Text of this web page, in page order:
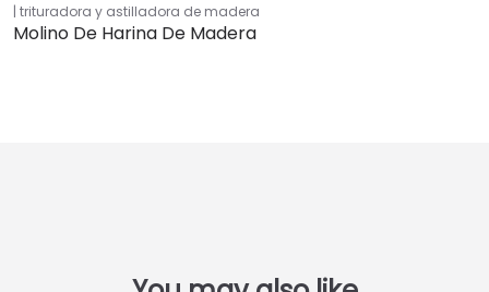
trituradora y astilladora de madera
Molino De Harina De Madera